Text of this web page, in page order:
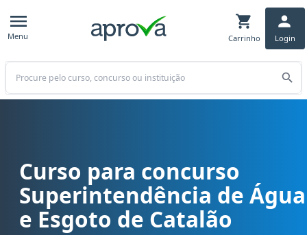
Menu Carrinho Login
Buscar
Curso para concurso SAE - Superintendência de Água e Esgoto
Curso para concurso
Superintendência de Água
e Esgoto de Catalão